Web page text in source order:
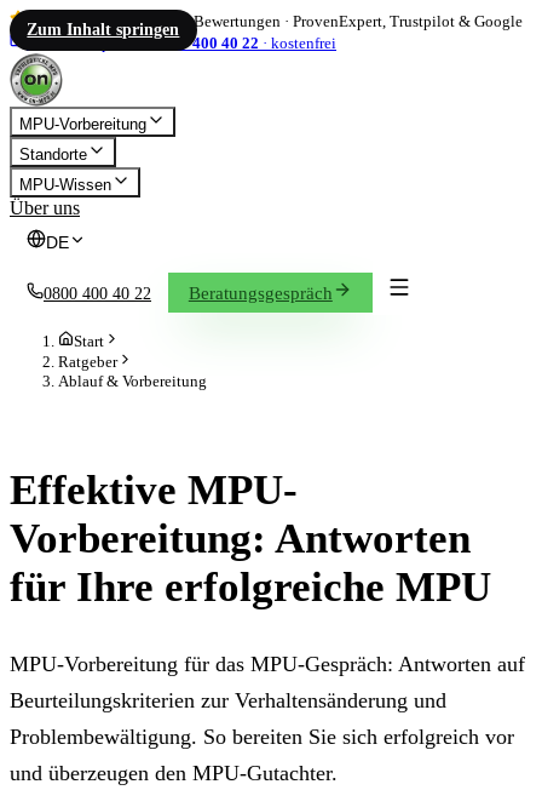
Zum Inhalt springen
4,86 / 5 1.833 Bewertungen · ProvenExpert, Trustpilot & Google
info@on-mpu.de
0800 400 40 22 · kostenfrei
MPU-Vorbereitung
Standorte
MPU-Wissen
Über uns
DE
0800 400 40 22 Beratungsgespräch
Start
Ratgeber
Ablauf & Vorbereitung
Effektive MPU-
Vorbereitung: Antworten
für Ihre erfolgreiche MPU
MPU-Vorbereitung für das MPU-Gespräch: Antworten auf
Beurteilungskriterien zur Verhaltensänderung und
Problembewältigung. So bereiten Sie sich erfolgreich vor
und überzeugen den MPU-Gutachter.